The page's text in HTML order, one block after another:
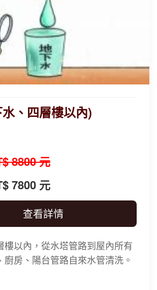
、四層樓以內)
8800 元
7800 元
查看詳情
樓以內，從水塔管路到屋內所有
廚房、陽台管路自來水管清洗。